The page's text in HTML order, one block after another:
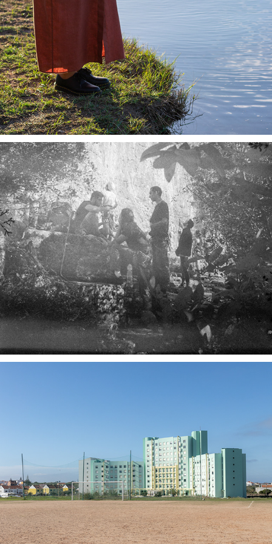
MARIA
CLIMBING SERIES
FUTEBOL DE TOSTÕES